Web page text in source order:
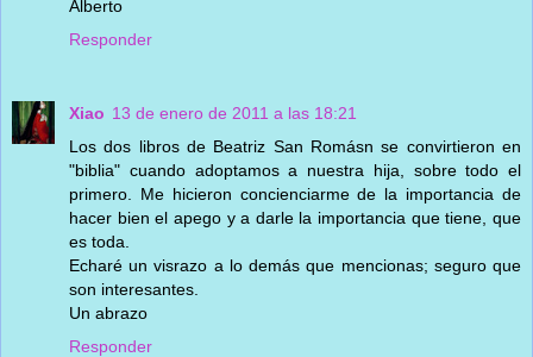
Alberto
Responder
Xiao 13 de enero de 2011 a las 18:21
Los dos libros de Beatriz San Romásn se convirtieron en
"biblia" cuando adoptamos a nuestra hija, sobre todo el
primero. Me hicieron concienciarme de la importancia de
hacer bien el apego y a darle la importancia que tiene, que
es toda.
Echaré un visrazo a lo demás que mencionas; seguro que
son interesantes.
Un abrazo
Responder